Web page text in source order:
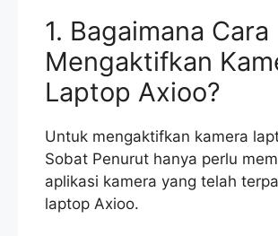
1. Bagaimana Cara
Mengaktifkan
Laptop Axioo?
Untuk mengaktifkan kamera
Sobat Penurut hanya perlu
aplikasi kamera yang telah
laptop Axioo.